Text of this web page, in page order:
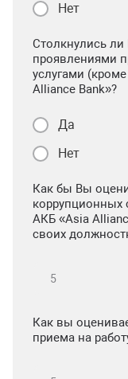
Нет
Столкнулись
проявлениями
услугами
Alliance Bank»?
Да
Нет
Как бы Вы
коррупционных
АКБ «Asia
своих
Как вы
приема на